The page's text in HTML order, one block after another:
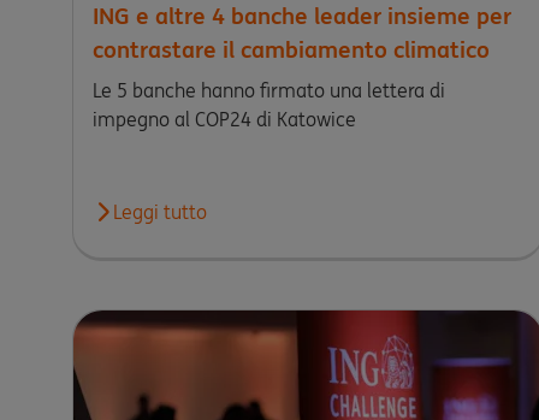
ING e altre 4 banche leader insieme per
contrastare il cambiamento climatico
Le 5 banche hanno firmato una lettera di
impegno al COP24 di Katowice
Leggi tutto
Leggi l'articolo ING e altre 4 banche leader